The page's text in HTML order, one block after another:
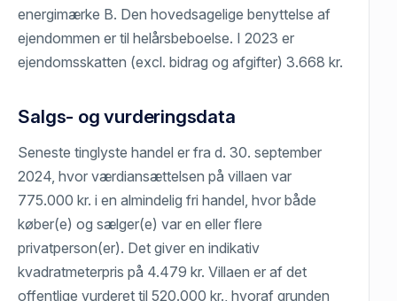
energimærke B. Den hovedsagelige benyttelse af
ejendommen er til helårsbeboelse. I 2023 er
ejendomsskatten (excl. bidrag og afgifter) 3.668 kr.
Salgs- og vurderingsdata
Seneste tinglyste handel er fra d. 30. september
2024, hvor værdiansættelsen på villaen var
775.000 kr. i en almindelig fri handel, hvor både
køber(e) og sælger(e) var en eller flere
privatperson(er). Det giver en indikativ
kvadratmeterpris på 4.479 kr. Villaen er af det
offentlige vurderet til 520.000 kr., hvoraf grunden